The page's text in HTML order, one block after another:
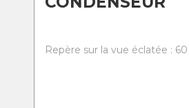
Repère sur la vue éclatée : 60